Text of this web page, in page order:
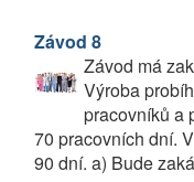
Závod 8
Závod má
Výroba
pracovníků a
70 pracovních dní.
90 dní. a) Bude